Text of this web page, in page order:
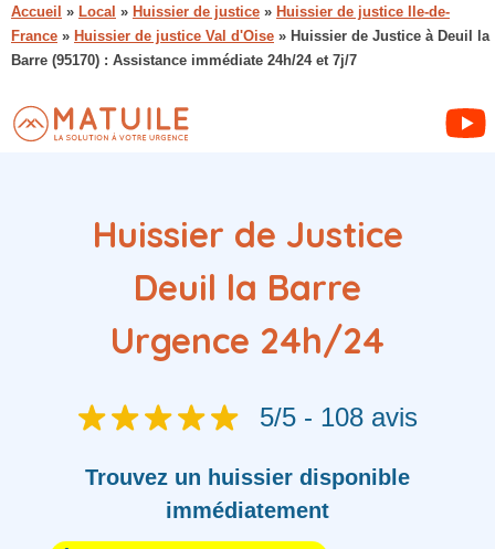
Accueil » Local » Huissier de justice » Huissier de justice Ile-de-
France » Huissier de justice Val d'Oise » Huissier de Justice à Deuil la
Barre (95170) : Assistance immédiate 24h/24 et 7j/7
Huissier de Justice
Deuil la Barre
Urgence 24h/24
5/5 - 108 avis
Trouvez un huissier disponible
immédiatement